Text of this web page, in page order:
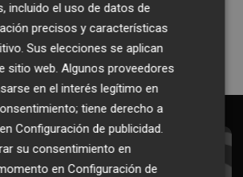
Quiero suscribirme
al Boletín
incluido el uso de datos de
precisos y características
Sus elecciones se aplican
sitio web. Algunos proveedores
en el interés legítimo en
tiene derecho a
Configuración de publicidad.
su consentimiento en
enConfiguración de